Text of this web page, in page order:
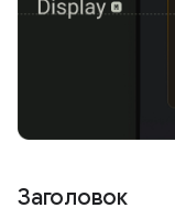
Заголовок